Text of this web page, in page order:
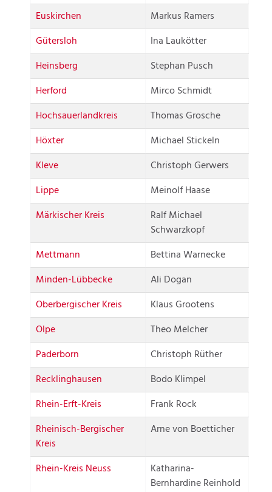
Euskirchen
Markus Ramers
Gütersloh
Ina Laukötter
Heinsberg
Stephan Pusch
Herford
Mirco Schmidt
Hochsauerlandkreis
Thomas Grosche
Höxter
Michael Stickeln
Kleve
Christoph Gerwers
Lippe
Meinolf Haase
Märkischer Kreis
Ralf Michael
Schwarzkopf
Mettmann
Bettina Warnecke
Minden-Lübbecke
Ali Dogan
Oberbergischer Kreis
Klaus Grootens
Olpe
Theo Melcher
Paderborn
Christoph Rüther
Recklinghausen
Bodo Klimpel
Rhein-Erft-Kreis
Frank Rock
Rheinisch-Bergischer
Kreis
Arne von Boetticher
Rhein-Kreis Neuss
Katharina-
Bernhardine Reinhold